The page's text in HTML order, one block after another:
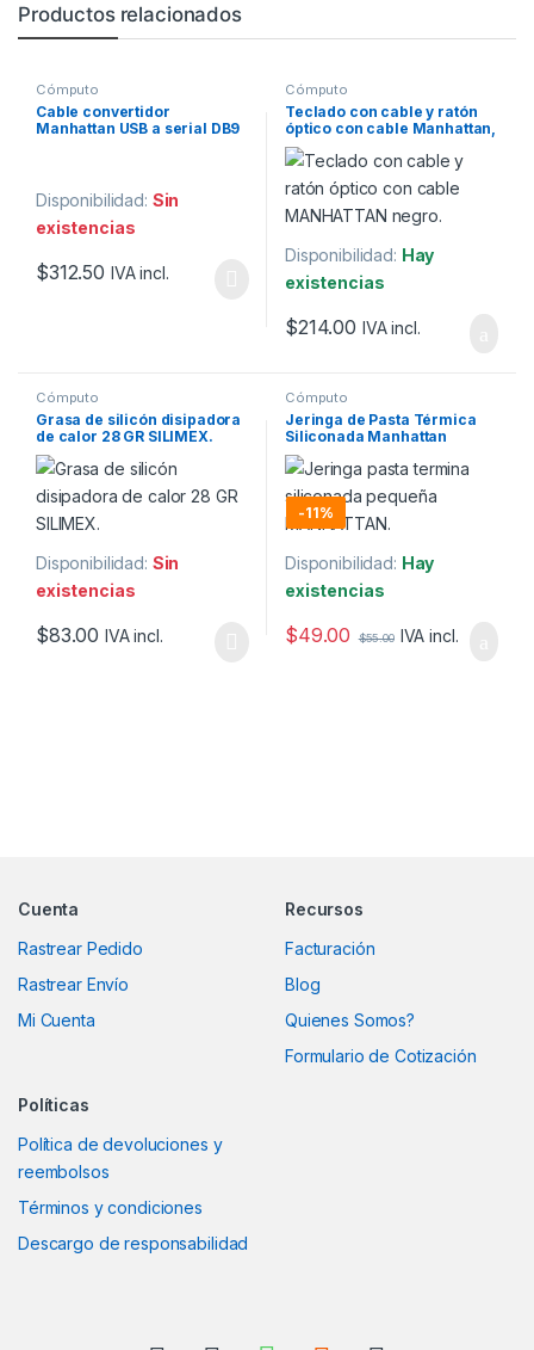
Productos relacionados
Cómputo
Cable convertidor
Manhattan USB a serial DB9
Disponibilidad: Sin
existencias
$312.50 IVA incl.
Cómputo
Teclado con cable y ratón
óptico con cable Manhattan,
Negro.
Disponibilidad: Hay
existencias
$214.00 IVA incl.
Cómputo
Grasa de silicón disipadora
de calor 28 GR SILIMEX.
Disponibilidad: Sin
existencias
$83.00 IVA incl.
Cómputo
Jeringa de Pasta Térmica
Siliconada Manhattan
-11%
Disponibilidad: Hay
existencias
$49.00 $55.00 IVA incl.
Cuenta
Rastrear Pedido
Rastrear Envío
Mi Cuenta
Recursos
Facturación
Blog
Quienes Somos?
Formulario de Cotización
Políticas
Política de devoluciones y
reembolsos
Términos y condiciones
Descargo de responsabilidad